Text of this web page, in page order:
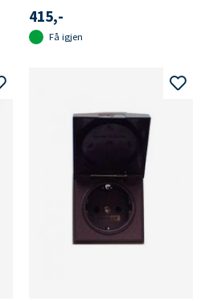
415,-
Få igjen